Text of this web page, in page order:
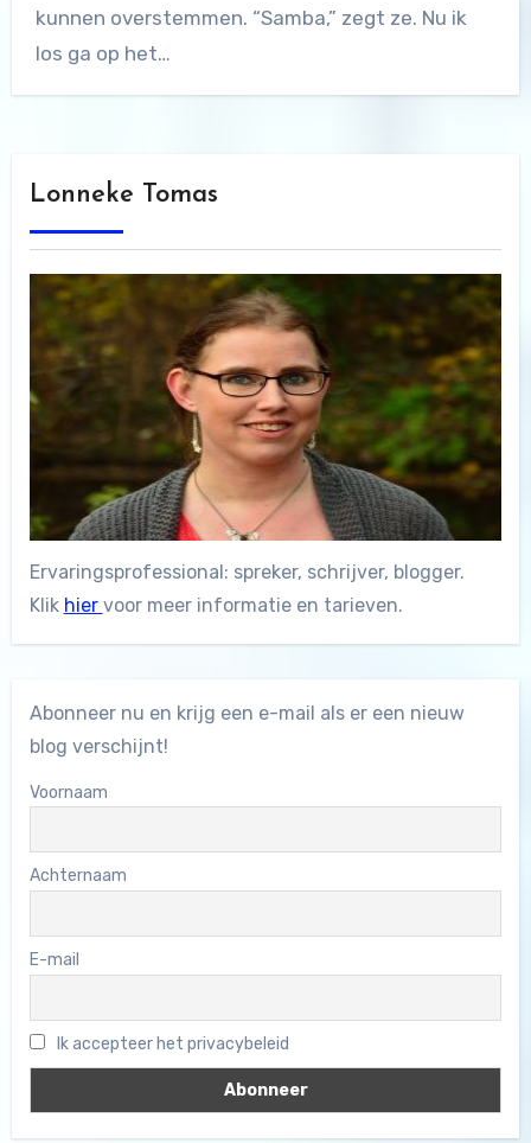
kunnen overstemmen. “Samba,” zegt ze. Nu ik
los ga op het…
Lonneke Tomas
Ervaringsprofessional: spreker, schrijver, blogger.
Klik hier voor meer informatie en tarieven.
Abonneer nu en krijg een e-mail als er een nieuw
blog verschijnt!
Voornaam
Achternaam
E-mail
Ik accepteer het privacybeleid